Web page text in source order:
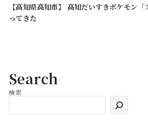
【高知県高知市】 高知だいすきポケモン
ってきた
Search
検索
索